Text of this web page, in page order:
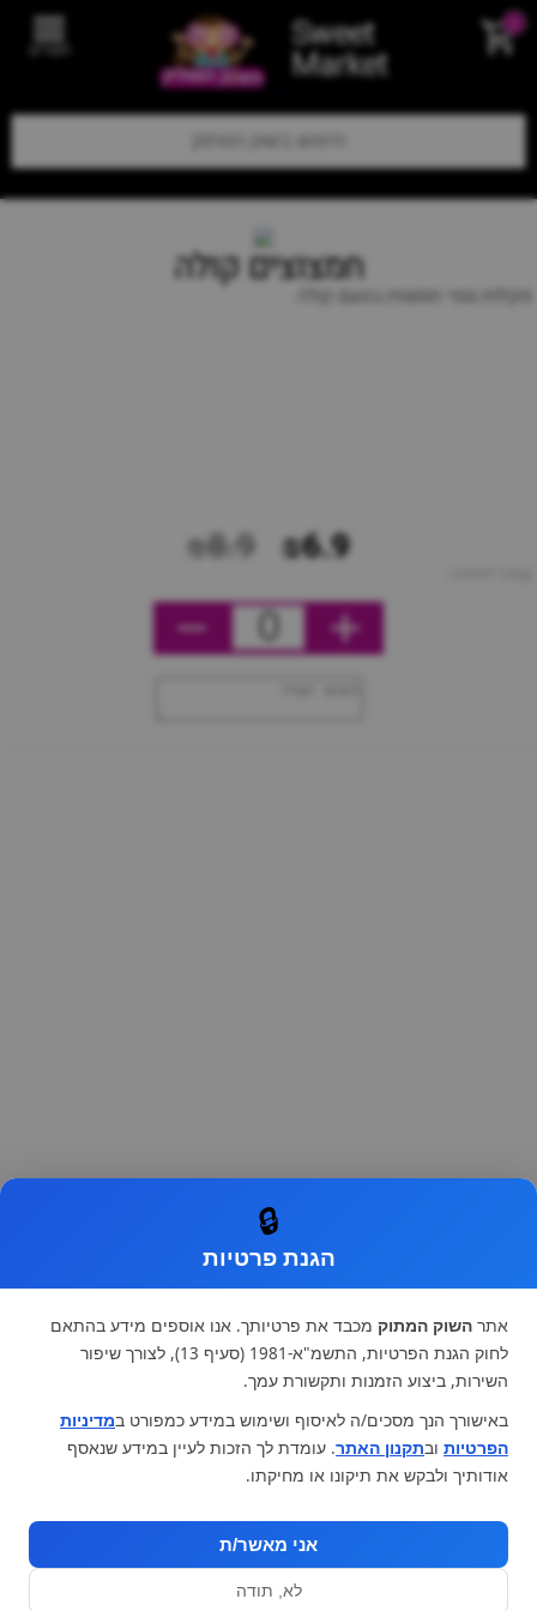
Sweet
Market תפריט
חמצוצים קולה
מקלות גומי חמוצות בטעם קולה
₪6.9
₪8.9
0
🔒
הגנת פרטיות
אתר השוק המתוק מכבד את פרטיותך. אנו אוספים מידע בהתאם
לחוק הגנת הפרטיות, התשמ"א-1981 (סעיף 13), לצורך שיפור
השירות, ביצוע הזמנות ותקשורת עמך.
באישורך הנך מסכים/ה לאיסוף ושימוש במידע כמפורט במדיניות
הפרטיות ובתקנון האתר. עומדת לך הזכות לעיין במידע שנאסף
אודותיך ולבקש את תיקונו או מחיקתו.
אני מאשר/ת
לא, תודה